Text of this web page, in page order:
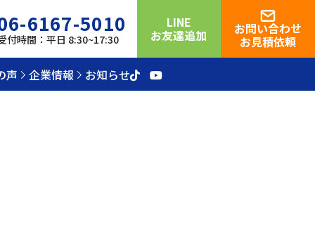
6167-5010
付時間：平日 8:30~17:30
LINE
お友達追加 お問い合わせ
お見積依頼
声 企業情報 お知らせ